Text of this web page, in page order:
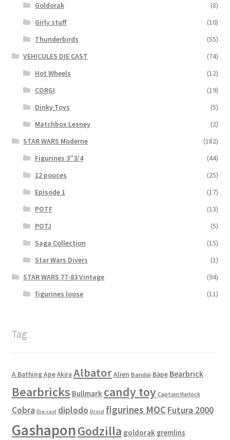
Goldorak
(8)
Girly stuff
(10)
Thunderbirds
(55)
VEHICULES DIE CAST
(74)
Hot Wheels
(12)
CORGI
(19)
Dinky Toys
(5)
Matchbox Lesney
(2)
STAR WARS Moderne
(182)
Figurines 3″3/4
(44)
12 pouces
(25)
Episode 1
(17)
POTF
(13)
POTJ
(5)
Saga Collection
(15)
Star Wars Divers
(1)
STAR WARS 77-83 Vintage
(94)
figurines loose
(11)
Tag
A Bathing Ape Akira AlbatorAlien Bandai Bape Bearbrick
Bearbricks Bullmark candy toy Captain Harlock
Cobra Die-cast diplodo Droid figurines MOCFutura 2000
GashaponGodzilla goldorak gremlins